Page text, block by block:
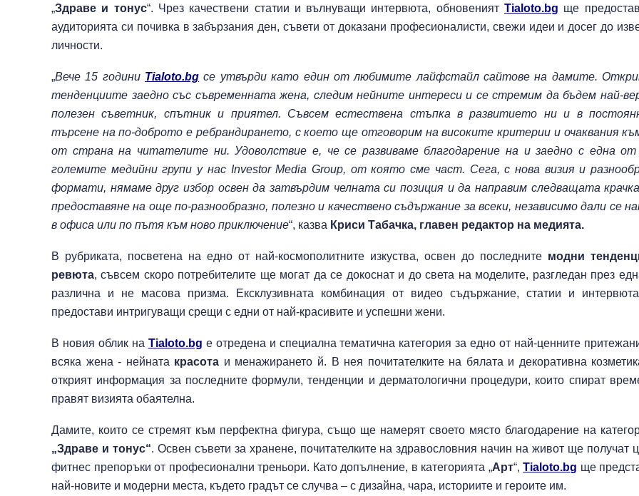
„Здраве и тонус“. Чрез качествени статии и вълнуващи интервюта, обновениятTialoto.bg ще
аудиторията си почивка в забързания ден, съвети от доказани професионалисти, свежи идеи и досег до
личности.
„Вече 15 години Tialoto.bg се утвърди като един от любимите лайфстайл сайтове на дамите.
тенденциите заедно със съвременната жена, следим нейните интереси и се стремим да бъдем най-
полезен съветник, спътник и приятел. Съвсем естествена стъпка в развитието ни и в
търсене на по-доброто е ребрандирането, с което ще отговорим на високите критерии и очаквания
от страна на читателите ни. Удоволствие е, че се развиваме благодарение на и заедно с една от
големите медийни групи у нас Investor Media Group, от която сме част. Сега, с нова визия и
формати, нямаме друг избор освен да затвърдим челната си позиция и да направим следващата
предоставяне на още по-разнообразно, полезно и качествено съдържание за всеки, независимо дали се
в офиса или по пътя към ново приключение“, казва Криси Табачка, главен редактор на медията.
В рубриката, посветена на едно от най-космополитните изкуства, освен до последните модни
ревюта, съвсем скоро потребителите ще могат да се докоснат и до света на моделите, разгледан през
различна и не масова призма. Ексклузивната комбинация от видео съдържание, статии и
предостави интригуващи срещи с едни от най-красивите и успешни жени.
В новия облик на Tialoto.bg е отредена и специална тематична категория за едно от най-ценните
всяка жена - нейната красота и менажирането й. В нея почитателките на бялата и декоративна
открият информация за последните формули, тенденции и дерматологични процедури, които спират
правят визията обаятелна.
Дамите, които се стремят към перфектна фигура, също ще намерят своето място благодарение на
„Здраве и тонус“. Освен съвети за хранене, почитателките на здравословния начин на живот ще получат
фитнес препоръки от професионални треньори. Като допълнение, в категорията „Арт“,Tialoto.bg ще
най-новите и модерни места, където градът се случва – с дизайна, чара, историите и героите им.
Венера във
зодиите?
Левски
Локомотив
Завръщането
на
глобалните